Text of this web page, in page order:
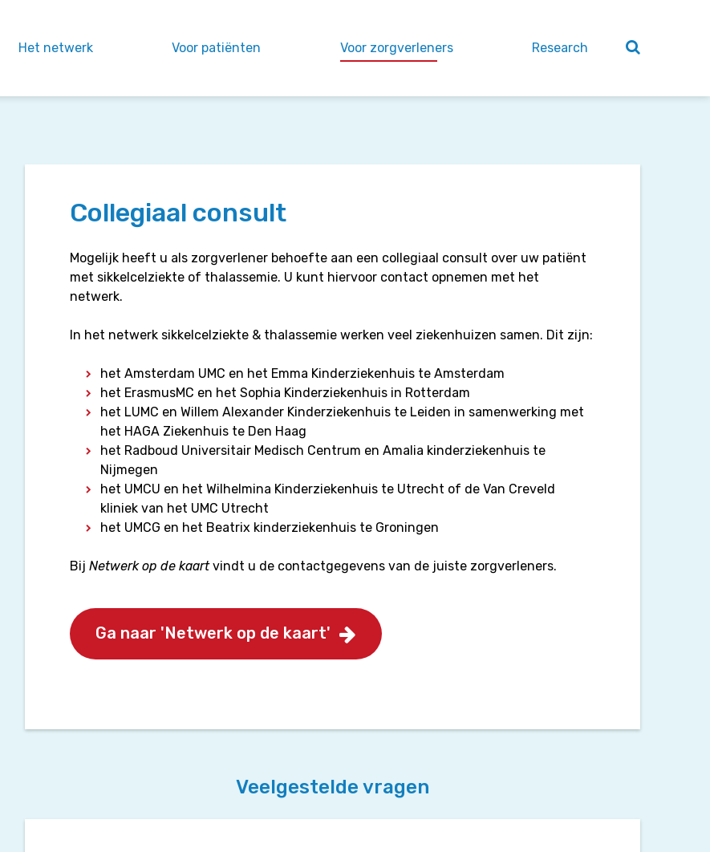
Het netwerk Voor patiënten Voor zorgverleners Research
Collegiaal consult
Mogelijk heeft u als zorgverlener behoefte aan een collegiaal consult over uw patiënt
met sikkelcelziekte of thalassemie. U kunt hiervoor contact opnemen met het
netwerk.
In het netwerk sikkelcelziekte & thalassemie werken veel ziekenhuizen samen. Dit zijn:
het Amsterdam UMC en het Emma Kinderziekenhuis te Amsterdam
het ErasmusMC en het Sophia Kinderziekenhuis in Rotterdam
het LUMC en Willem Alexander Kinderziekenhuis te Leiden in samenwerking met
het HAGA Ziekenhuis te Den Haag
het Radboud Universitair Medisch Centrum en Amalia kinderziekenhuis te
Nijmegen
het UMCU en het Wilhelmina Kinderziekenhuis te Utrecht of de Van Creveld
kliniek van het UMC Utrecht
het UMCG en het Beatrix kinderziekenhuis te Groningen
BijNetwerk op de kaartvindt u de contactgegevens van de juiste zorgverleners.
Ga naar 'Netwerk op de kaart'
Veelgestelde vragen